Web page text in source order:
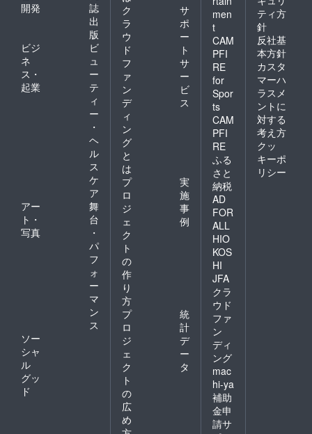
開発
誌
出
版
ビジ
ネ
ス・
起業
ビ
ュ
ー
テ
ィ
ー
・
ヘ
ル
ス
ケ
ア
アー
ト・
写真
舞
台
・
パ
フ
ォ
ー
マ
ン
ス
ソー
シャ
ル
グッ
ド
ク
ラ
ウ
ド
フ
ァ
ン
デ
ィ
ン
グ
と
は
サ
ポ
ー
ト
サ
ー
ビ
ス
プ
ロ
ジ
ェ
ク
ト
の
作
り
方
実
施
事
例
プ
ロ
ジ
ェ
ク
ト
の
広
め
統
計
デ
ー
タ
men
t
CAM
PFI
RE
for
Spor
ts
CAM
PFI
RE
ふる
さと
納税
AD
FOR
ALL
HIO
KOS
HI
JFA
クラ
ウド
ファ
ン
ディ
ング
mac
hi-ya
補助
金申
請サ
ティ方
針
反社基
本方針
カスタ
マーハ
ラスメ
ントに
対する
考え方
クッ
キーポ
リシー